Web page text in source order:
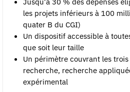
les projets inférieurs à 100
quater B du CGI)
Un dispositif accessible à
que soit leur taille
Un périmètre couvrant les
recherche, recherche
expérimental